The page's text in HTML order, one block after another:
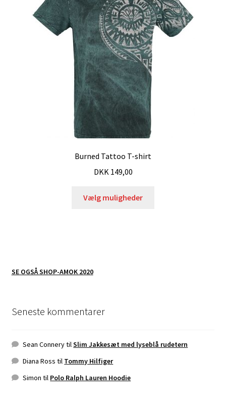
Burned Tattoo T-shirt
DKK 149,00
Vælg muligheder
SE OGSÅ SHOP-AMOK 2020
Seneste kommentarer
Sean ConnerytilSlim Jakkesæt med lyseblå rudetern
Diana Ross til Tommy Hilfiger
Simon til Polo Ralph Lauren Hoodie